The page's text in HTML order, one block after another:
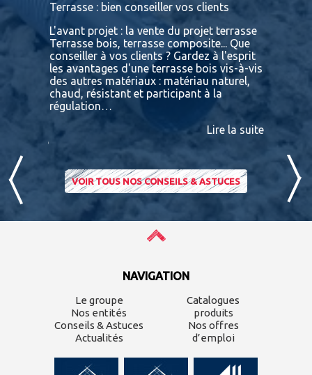
la suite
Terrasse : bien conseiller vos clients
L'avant projet : la vente du projet terrasse
Terrasse bois, terrasse composite... Que
conseiller à vos clients ? Gardez à l'esprit
les avantages d'une terrasse bois vis-à-vis
des autres matériaux : matériau naturel,
chaud, résistant et participant à la
régulation…
Lire la suite
VOIR TOUS NOS CONSEILS & ASTUCES
NAVIGATION
Le groupe
Nos entités
Conseils & Astuces
Actualités
Catalogues
produits
Nos offres
d’emploi